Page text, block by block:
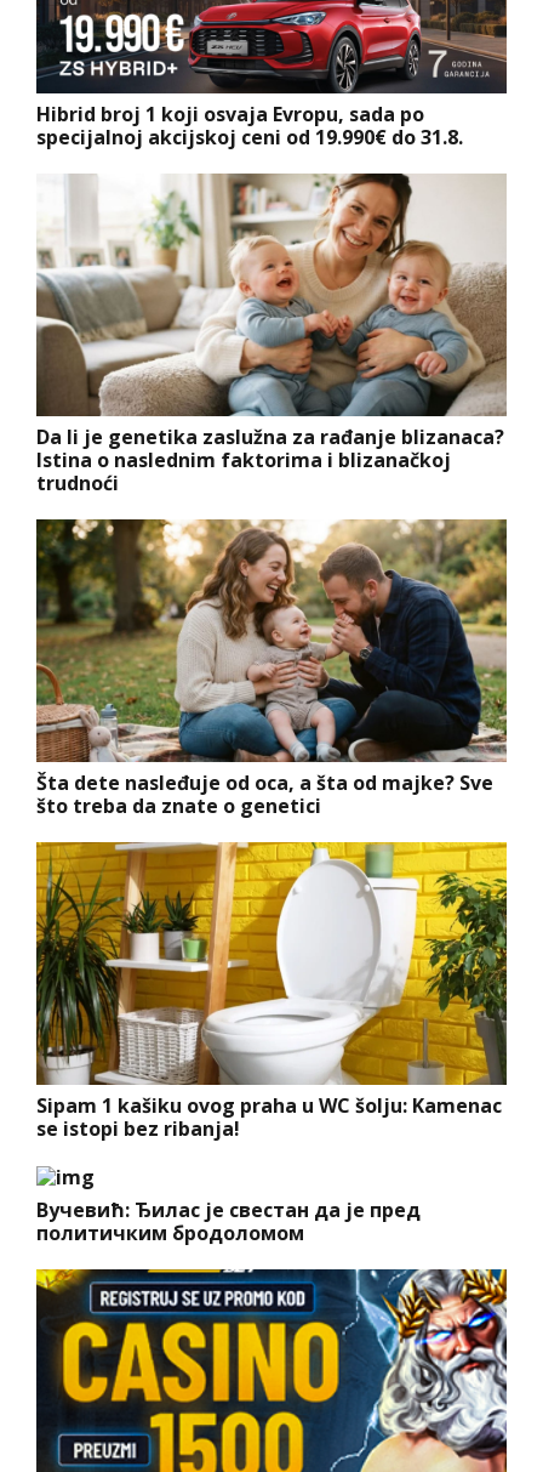
Hibrid broj 1 koji osvaja Evropu, sada po
specijalnoj akcijskoj ceni od 19.990€ do 31.8.
Da li je genetika zaslužna za rađanje blizanaca?
Istina o naslednim faktorima i blizanačkoj
trudnoći
Šta dete nasleđuje od oca, a šta od majke? Sve
što treba da znate o genetici
Sipam 1 kašiku ovog praha u WC šolju: Kamenac
se istopi bez ribanja!
Вучевић: Ђилас је свестан да је пред
политичким бродоломом